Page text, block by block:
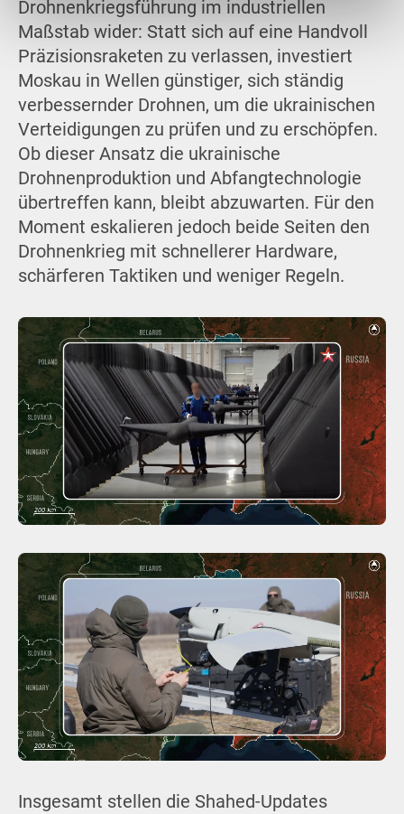
Drohnenkriegsführung im industriellen
Maßstab wider: Statt sich auf eine Handvoll
Präzisionsraketen zu verlassen, investiert
Moskau in Wellen günstiger, sich ständig
verbessernder Drohnen, um die ukrainischen
Verteidigungen zu prüfen und zu erschöpfen.
Ob dieser Ansatz die ukrainische
Drohnenproduktion und Abfangtechnologie
übertreffen kann, bleibt abzuwarten. Für den
Moment eskalieren jedoch beide Seiten den
Drohnenkrieg mit schnellerer Hardware,
schärferen Taktiken und weniger Regeln.
Insgesamt stellen die Shahed-Updates